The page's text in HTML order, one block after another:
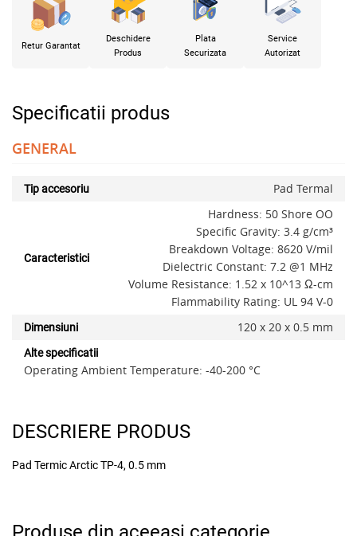
Retur Garantat
Deschidere
Produs
Plata
Securizata
Service
Autorizat
Specificatii produs
GENERAL
Tip accesoriu Pad Termal
Caracteristici
Hardness: 50 Shore OO
Specific Gravity: 3.4 g/cm³
Breakdown Voltage: 8620 V/mil
Dielectric Constant: 7.2 @1 MHz
Volume Resistance: 1.52 x 10^13 Ω-cm
Flammability Rating: UL 94 V-0
Dimensiuni 120 x 20 x 0.5 mm
Alte specificatii
Operating Ambient Temperature: -40-200 °C
DESCRIERE PRODUS
Pad Termic Arctic TP-4, 0.5 mm